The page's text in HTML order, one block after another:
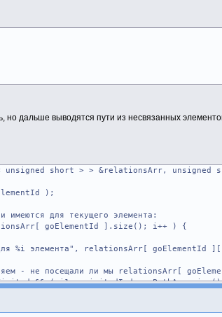
но дальше выводятся пути из несвязанных
short > > &relationsArr,
);
для текущего элемента:
goElementId ].size(); i++ ) {
элемента", relationsArr[ goElementId
посещали ли мы relationsArr[
&& ( i1 <